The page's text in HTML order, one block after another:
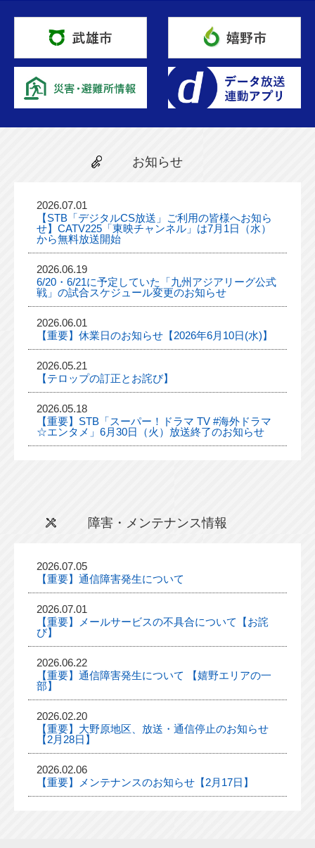
お知らせ
2026.07.01
【STB「デジタルCS放送」ご利用の皆様へお知ら
せ】CATV225「東映チャンネル」は7月1日（水）
から無料放送開始
2026.06.19
6/20・6/21に予定していた「九州アジアリーグ公式
戦」の試合スケジュール変更のお知らせ
2026.06.01
【重要】休業日のお知らせ【2026年6月10日(水)】
2026.05.21
【テロップの訂正とお詫び】
2026.05.18
【重要】STB「スーパー！ドラマ TV #海外ドラマ
☆エンタメ」6月30日（火）放送終了のお知らせ
障害・メンテナンス情報
2026.07.05
【重要】通信障害発生について
2026.07.01
【重要】メールサービスの不具合について【お詫
び】
2026.06.22
【重要】通信障害発生について 【嬉野エリアの一
部】
2026.02.20
【重要】大野原地区、放送・通信停止のお知らせ
【2月28日】
2026.02.06
【重要】メンテナンスのお知らせ【2月17日】